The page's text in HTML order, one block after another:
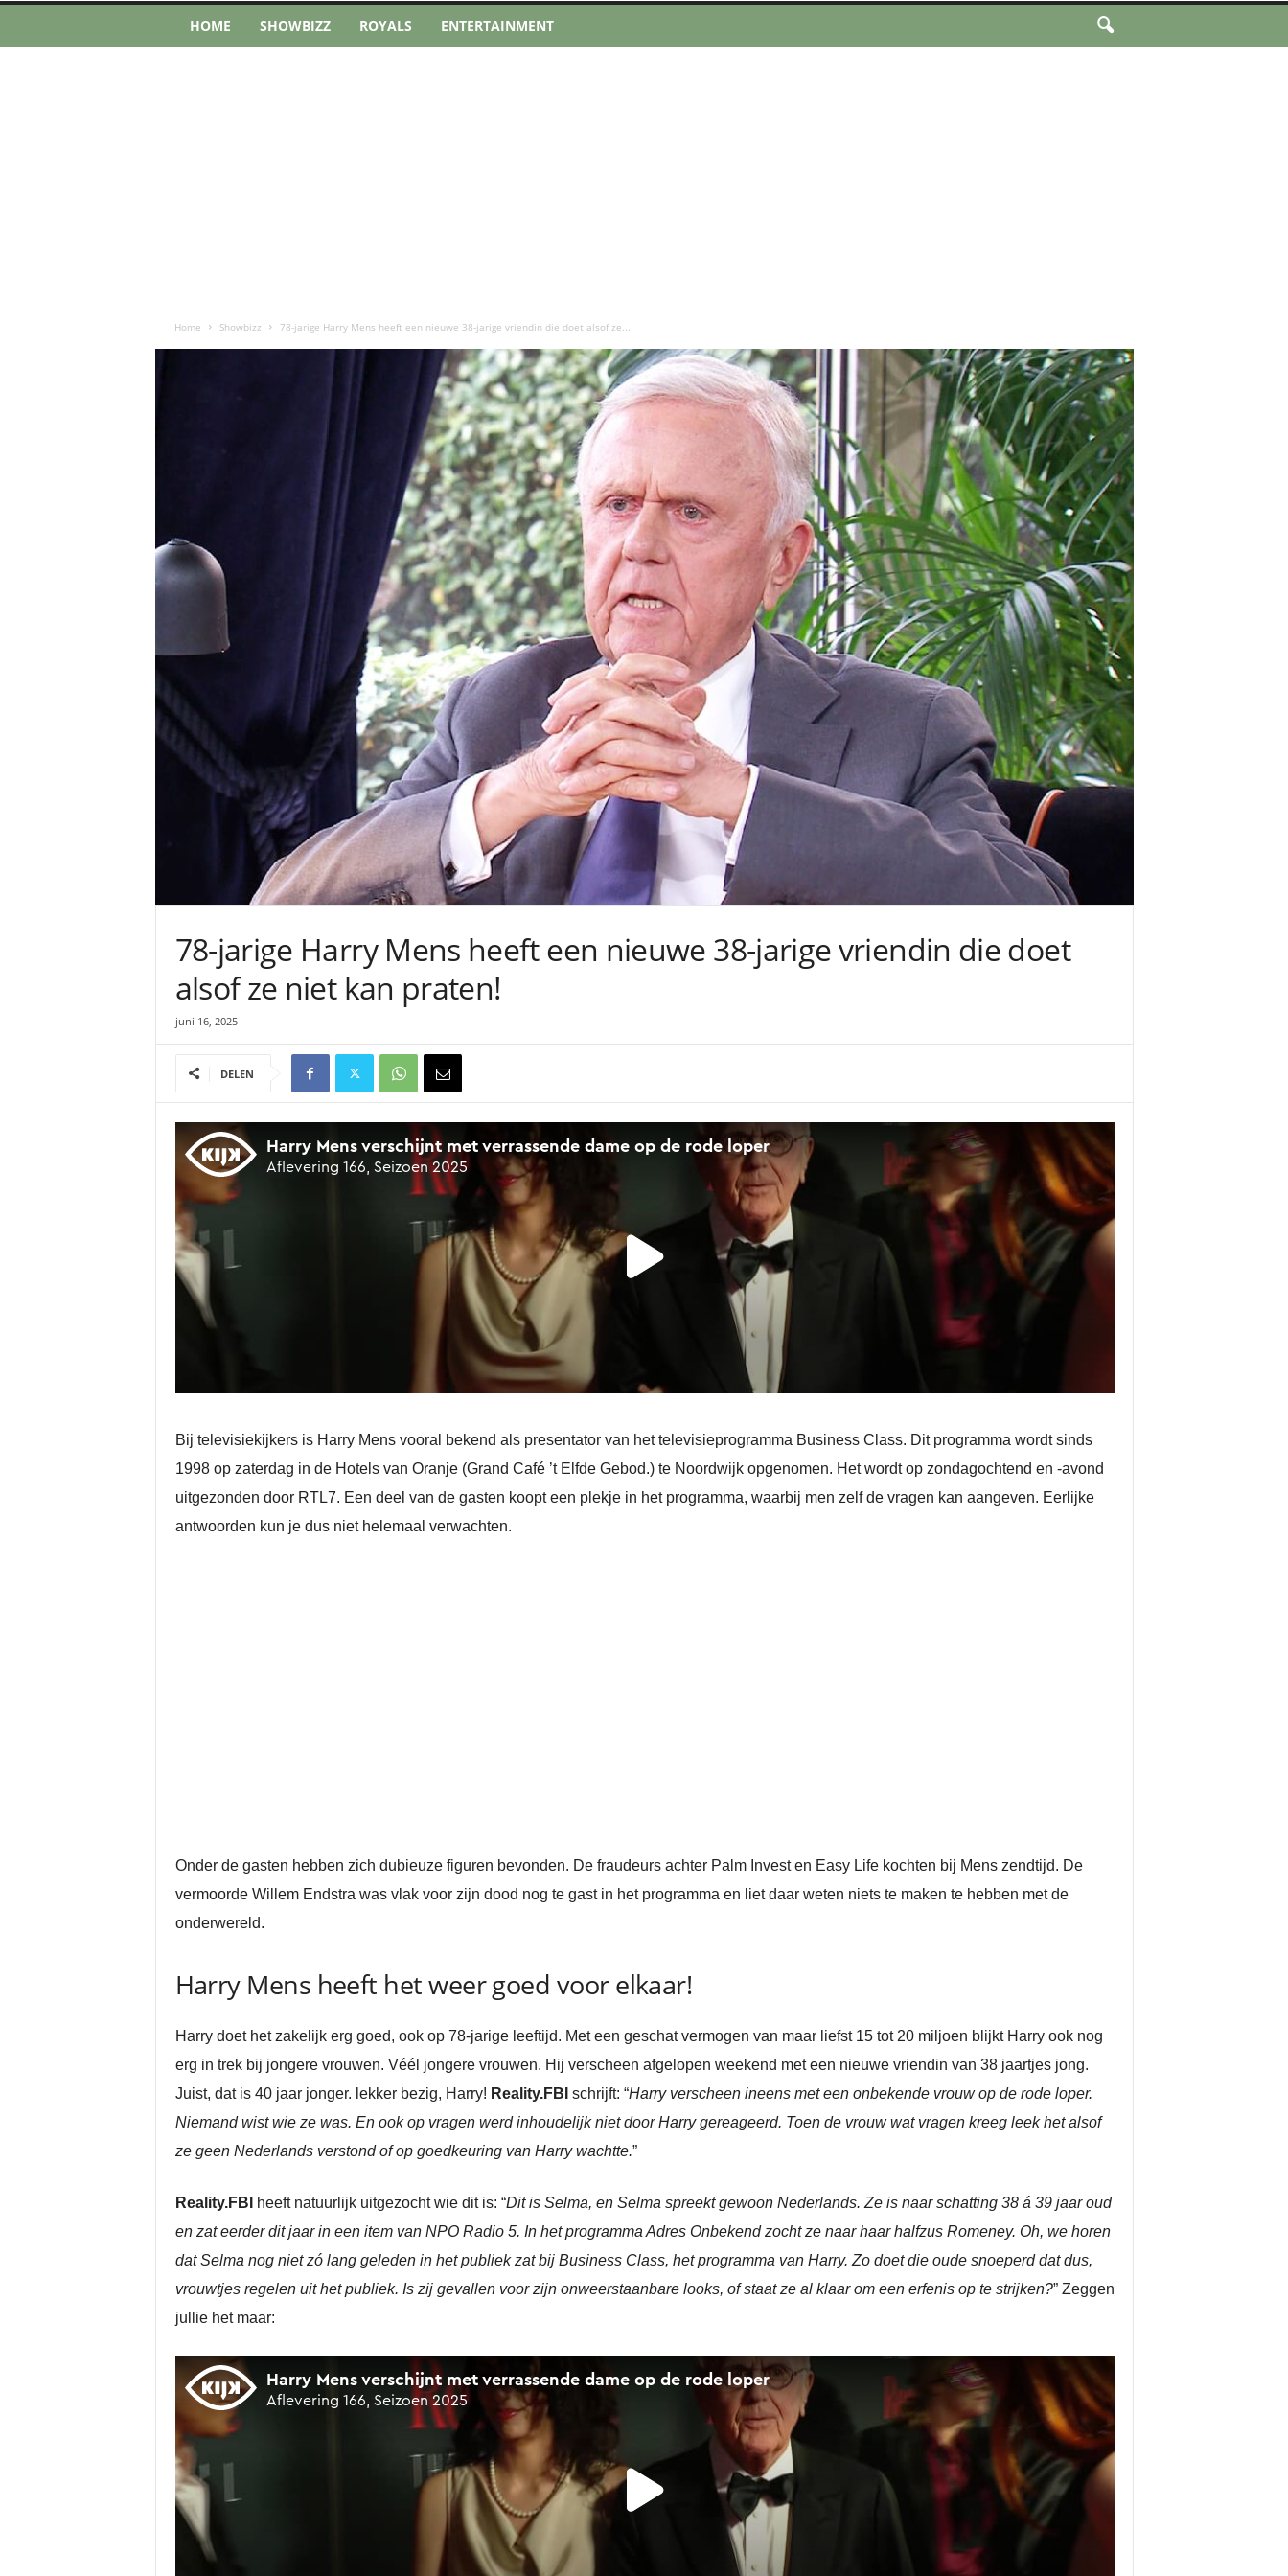
HOME SHOWBIZZ ROYALS ENTERTAINMENT
Home Showbizz 78-jarige Harry Mens heeft een nieuwe 38-jarige vriendin die doet alsof ze...
78-jarige Harry Mens heeft een nieuwe 38-jarige vriendin die doet
alsof ze niet kan praten!
juni 16, 2025
DELEN
Bij televisiekijkers is Harry Mens vooral bekend als presentator van het televisieprogramma Business Class. Dit programma wordt sinds
1998 op zaterdag in de Hotels van Oranje (Grand Café ’t Elfde Gebod.) te Noordwijk opgenomen. Het wordt op zondagochtend en -avond
uitgezonden door RTL7. Een deel van de gasten koopt een plekje in het programma, waarbij men zelf de vragen kan aangeven. Eerlijke
antwoorden kun je dus niet helemaal verwachten.
Onder de gasten hebben zich dubieuze figuren bevonden. De fraudeurs achter Palm Invest en Easy Life kochten bij Mens zendtijd. De
vermoorde Willem Endstra was vlak voor zijn dood nog te gast in het programma en liet daar weten niets te maken te hebben met de
onderwereld.
Harry Mens heeft het weer goed voor elkaar!
Harry doet het zakelijk erg goed, ook op 78-jarige leeftijd. Met een geschat vermogen van maar liefst 15 tot 20 miljoen blijkt Harry ook nog
erg in trek bij jongere vrouwen. Véél jongere vrouwen. Hij verscheen afgelopen weekend met een nieuwe vriendin van 38 jaartjes jong.
Juist, dat is 40 jaar jonger. lekker bezig, Harry! Reality.FBI schrijft: “Harry verscheen ineens met een onbekende vrouw op de rode loper.
Niemand wist wie ze was. En ook op vragen werd inhoudelijk niet door Harry gereageerd. Toen de vrouw wat vragen kreeg leek het alsof
ze geen Nederlands verstond of op goedkeuring van Harry wachtte.”
Reality.FBI heeft natuurlijk uitgezocht wie dit is: “Dit is Selma, en Selma spreekt gewoon Nederlands. Ze is naar schatting 38 á 39 jaar oud
en zat eerder dit jaar in een item van NPO Radio 5. In het programma Adres Onbekend zocht ze naar haar halfzus Romeney. Oh, we horen
dat Selma nog niet zó lang geleden in het publiek zat bij Business Class, het programma van Harry. Zo doet die oude snoeperd dat dus,
vrouwtjes regelen uit het publiek. Is zij gevallen voor zijn onweerstaanbare looks, of staat ze al klaar om een erfenis op te strijken?” Zeggen
jullie het maar: